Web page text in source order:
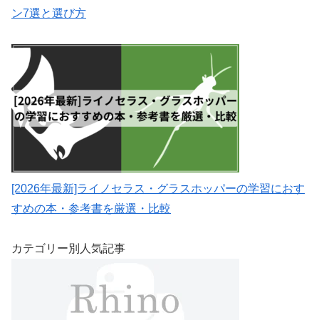
ン7選と選び方
[2026年最新]ライノセラス・グラスホッパーの学習におす
すめの本・参考書を厳選・比較
カテゴリー別人気記事